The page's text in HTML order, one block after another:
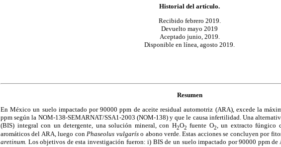
Historial del artículo.
Recibido febrero 2019.
Devuelto mayo 2019
Aceptado junio, 2019.
Disponible en línea, agosto 2019.
Resumen
En México un suelo impactado por 90000 ppm de aceite residual automotriz (ARA), excede la
ppm según la NOM-138-SEMARNAT/SSA1-2003 (NOM-138) y que le causa infertilidad. Una
(BIS) integral con un detergente, una solución mineral, con H2O2 fuente O2
, un extracto fúngico
aromáticos del ARA, luego conPhaseolus vulgaríso abono verde. Estas acciones se concluyen por
aretinum. Los objetivos de esta investigación fueron: i) BIS de un suelo impactado por 90000 ppm